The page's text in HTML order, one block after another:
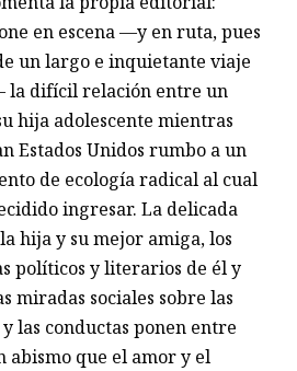
en escena —y en ruta, pues
un largo e inquietante viaje
la difícil relación entre un
hija adolescente mientras
Estados Unidos rumbo a un
de ecología radical al cual
ingresar. La delicada
hija y su mejor amiga, los
políticos y literarios de él y
miradas sociales sobre las
las conductas ponen entre
abismo que el amor y el